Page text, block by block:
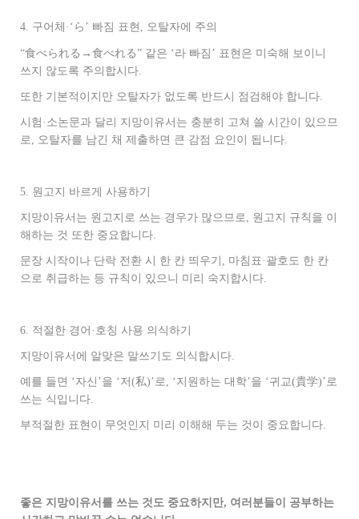
4. 구어체·‘ら’ 빠짐 표현, 오탈자에 주의
“食べられる→食べれる” 같은 ‘라 빠짐’ 표현은 미숙해 보이니
쓰지 않도록 주의합시다.
또한 기본적이지만 오탈자가 없도록 반드시 점검해야 합니다.
시험·소논문과 달리 지망이유서는 충분히 고쳐 쓸 시간이 있으므
로, 오탈자를 남긴 채 제출하면 큰 감점 요인이 됩니다.
5. 원고지 바르게 사용하기
지망이유서는 원고지로 쓰는 경우가 많으므로, 원고지 규칙을 이
해하는 것 또한 중요합니다.
문장 시작이나 단락 전환 시 한 칸 띄우기, 마침표·괄호도 한 칸
으로 취급하는 등 규칙이 있으니 미리 숙지합시다.
6. 적절한 경어·호칭 사용 의식하기
지망이유서에 알맞은 말쓰기도 의식합시다.
예를 들면 ‘자신’을 ‘저(私)’로, ‘지원하는 대학’을 ‘귀교(貴学)’로
쓰는 식입니다.
부적절한 표현이 무엇인지 미리 이해해 두는 것이 중요합니다.
좋은 지망이유서를 쓰는 것도 중요하지만, 여러분들이 공부하는